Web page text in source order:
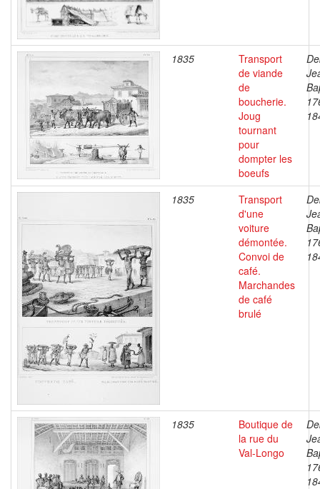
1835
Transport
de viande
de
boucherie.
Joug
tournant
pour
dompter les
boeufs
1835
Transport
d'une
voiture
démontée.
Convoi de
café.
Marchandes
de café
brulé
1835
Boutique de
la rue du
Val-Longo